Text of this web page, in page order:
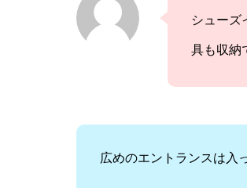
シューズ
具も収納
広めのエントランスは入